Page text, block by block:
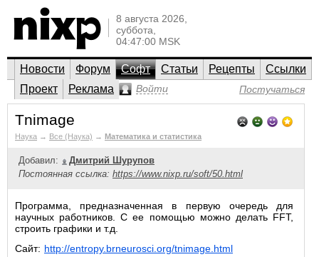
8 августа 2026,
суббота,
04:47:00 MSK
Новости Форум Софт Статьи Рецепты
Ссылки
Проект
Реклама Войти Постучаться
Tnimage
Наука → Все (Наука) → Математика и статистика
Добавил:
Дмитрий Шурупов
Постоянная ссылка: https://www.nixp.ru/soft/50.html
Программа, предназначенная в первую очередь для
научных работников. С ее помощью можно делать FFT,
строить графики и т.д.
Сайт: http://entropy.brneurosci.org/tnimage.html